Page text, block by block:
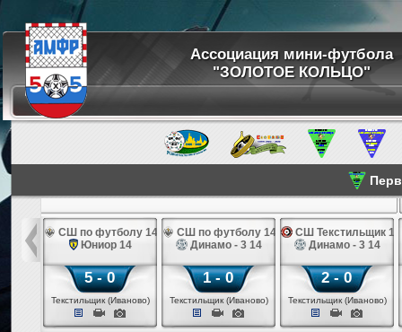
Ассоциация мини-футбола
"ЗОЛОТОЕ КОЛЬЦО"
14
14
СШ по футболу 14
Юниор 14
5 - 0
Текстильщик (Иваново)
СШ по футболу 14
Динамо - 3 14
1 - 0
Текстильщик (Иваново)
СШ Текстильщик 14
Динамо - 3 14
2 - 0
Текстильщик (Иваново)